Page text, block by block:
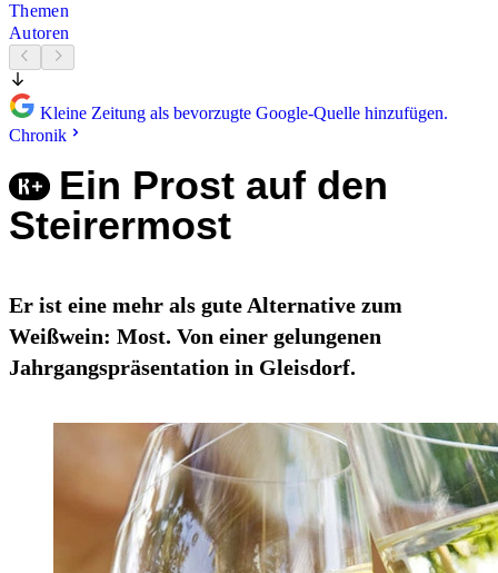
Themen
Autoren
Kleine Zeitung als bevorzugte Google-Quelle hinzufügen.
Chronik
Ein Prost auf den
Steirermost
Er ist eine mehr als gute Alternative zum
Weißwein: Most. Von einer gelungenen
Jahrgangspräsentation in Gleisdorf.